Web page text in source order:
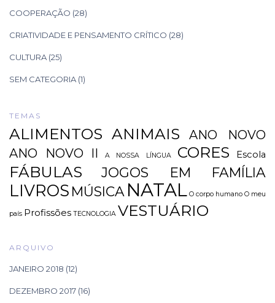
COOPERAÇÃO (28)
CRIATIVIDADE E PENSAMENTO CRÍTICO (28)
CULTURA (25)
SEM CATEGORIA (1)
TEMAS
ALIMENTOS ANIMAIS
ANO NOVO
ANO NOVO II
A NOSSA LÍNGUA CORES Escola
FÁBULAS JOGOS EM FAMÍLIA
LIVROS MÚSICA NATAL O corpo humano O meu
país Profissões TECNOLOGIA VESTUÁRIO
ARQUIVO
JANEIRO 2018 (12)
DEZEMBRO 2017 (16)